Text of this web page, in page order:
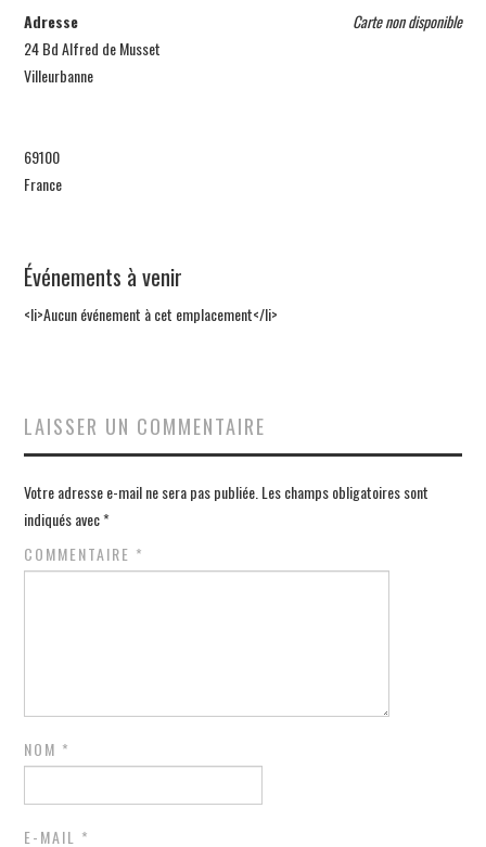
GALERIE
BIOGRAPHIE
BOUTIQUE
Carte non disponible
Adresse
24 Bd Alfred de Musset
Villeurbanne
69100
France
Événements à venir
<li>Aucun événement à cet emplacement</li>
LAISSER UN COMMENTAIRE
Votre adresse e-mail ne sera pas publiée. Les champs obligatoires sont
indiqués avec*
COMMENTAIRE *
NOM *
E-MAIL *